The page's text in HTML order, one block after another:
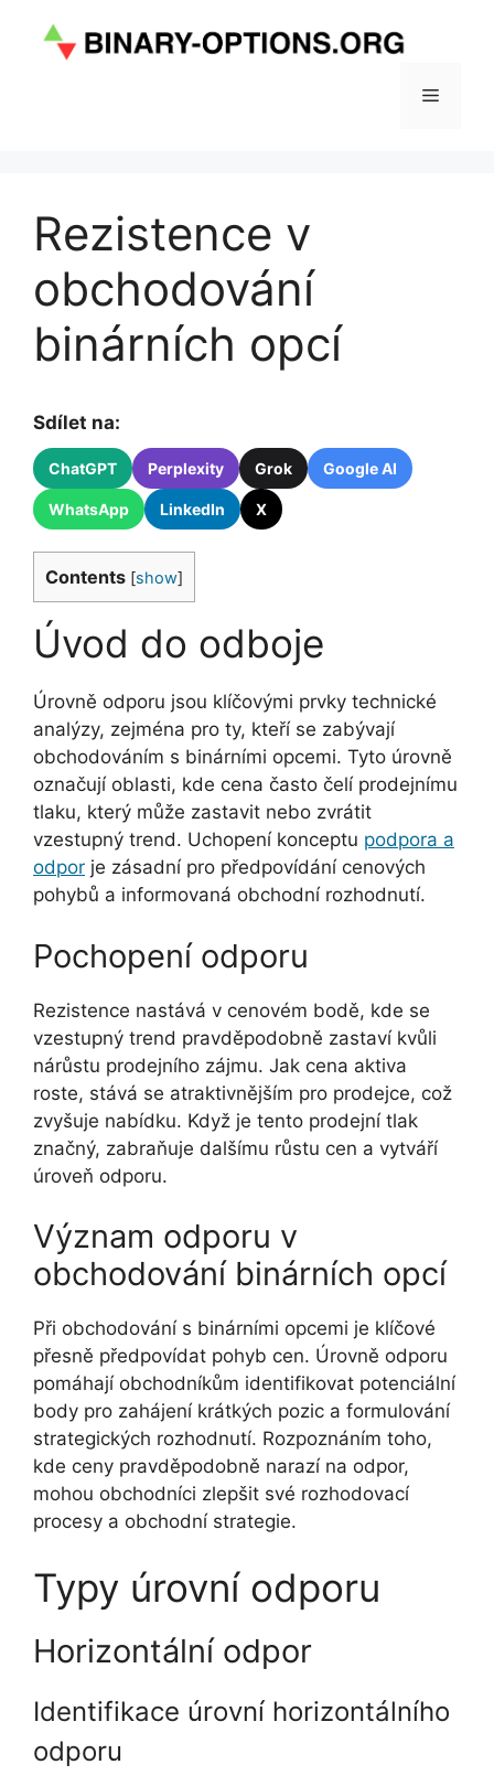
Menu
Rezistence v
obchodování
binárních opcí
Sdílet na:
ChatGPT Perplexity Grok Google AI
WhatsApp LinkedIn X
Contents [show]
Úvod do odboje
Úrovně odporu jsou klíčovými prvky technické
analýzy, zejména pro ty, kteří se zabývají
obchodováním s binárními opcemi. Tyto úrovně
označují oblasti, kde cena často čelí prodejnímu
tlaku, který může zastavit nebo zvrátit
vzestupný trend. Uchopení konceptu podpora a
odpor je zásadní pro předpovídání cenových
pohybů a informovaná obchodní rozhodnutí.
Pochopení odporu
Rezistence nastává v cenovém bodě, kde se
vzestupný trend pravděpodobně zastaví kvůli
nárůstu prodejního zájmu. Jak cena aktiva
roste, stává se atraktivnějším pro prodejce, což
zvyšuje nabídku. Když je tento prodejní tlak
značný, zabraňuje dalšímu růstu cen a vytváří
úroveň odporu.
Význam odporu v
obchodování binárních opcí
Při obchodování s binárními opcemi je klíčové
přesně předpovídat pohyb cen. Úrovně odporu
pomáhají obchodníkům identifikovat potenciální
body pro zahájení krátkých pozic a formulování
strategických rozhodnutí. Rozpoznáním toho,
kde ceny pravděpodobně narazí na odpor,
mohou obchodníci zlepšit své rozhodovací
procesy a obchodní strategie.
Typy úrovní odporu
Horizontální odpor
Identifikace úrovní horizontálního
odporu